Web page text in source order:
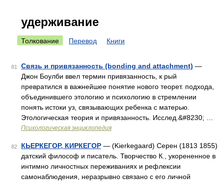
удерживание
Толкование Перевод Книги
81 Связь и привязанность (bonding and attachment) —
Джон Боулби ввел термин привязанность, к рый
превратился в важнейшее понятие нового теорет. подхода,
объединившего этологию и психологию в стремлении
понять истоки уз, связывающих ребенка с матерью.
Этологическая теория и привязанность. Исслед.&#8230; …
Психологическая энциклопедия
82 КЬЕРКЕГОР, КИРКЕГОР — (Kierkegaard) Серен (1813 1855)
датский философ и писатель. Творчество К., укорененное в
интимно личностных переживаниях и рефлексии
самонаблюдения, неразрывно связано с его личной